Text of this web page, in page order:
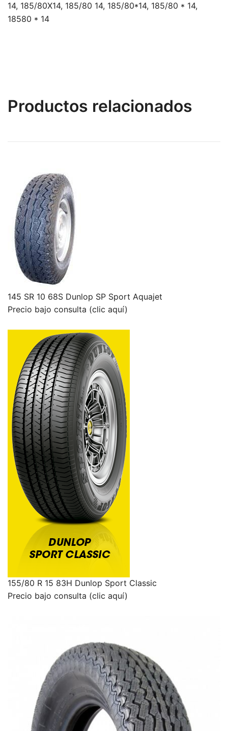
14, 185/80X14, 185/80 14, 185/80*14, 185/80 * 14,
18580 * 14
Productos relacionados
145 SR 10 68S Dunlop SP Sport Aquajet
Precio bajo consulta (clic aquí)
155/80 R 15 83H Dunlop Sport Classic
Precio bajo consulta (clic aquí)